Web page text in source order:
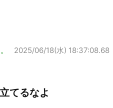
2025/06/18(水) 18:37:08.68
てるなよ